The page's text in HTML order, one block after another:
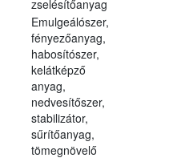
zselésítőanyag
Emulgeálószer,
fényezőanyag,
habosítószer,
kelátképző
anyag,
nedvesítőszer,
stabilizátor,
sűrítőanyag,
tömegnövelő